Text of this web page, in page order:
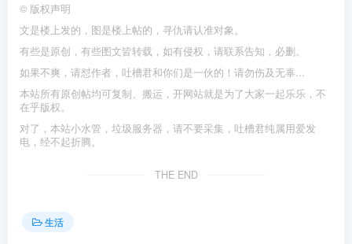
© 版权声明
文是楼上发的，图是楼上帖的，寻仇请认准对象。
有些是原创，有些图文皆转载，如有侵权，请联系告知，必删。
如果不爽，请怼作者，吐槽君和你们是一伙的！请勿伤及无辜...
本站所有原创帖均可复制、搬运，开网站就是为了大家一起乐乐，不
在乎版权。
对了，本站小水管，垃圾服务器，请不要采集，吐槽君纯属用爱发
电，经不起折腾。
THE END
生活